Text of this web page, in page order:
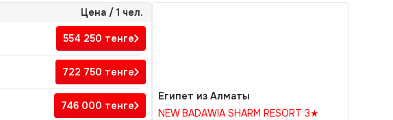
Цена / 1 чел.
554 250 тенге
722 750 тенге
746 000 тенге
Египет из Алматы
NEW BADAWIA SHARM RESORT 3★